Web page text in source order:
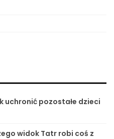
uchronić pozostałe dzieci
widok Tatr robi coś z